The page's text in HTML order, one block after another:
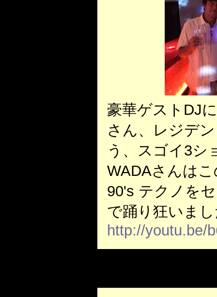
豪華ゲストDJ
さん、レジデ
う、スゴイ3シ
WADAさんは
90's テクノを
で踊り狂いま
http://youtu.be/